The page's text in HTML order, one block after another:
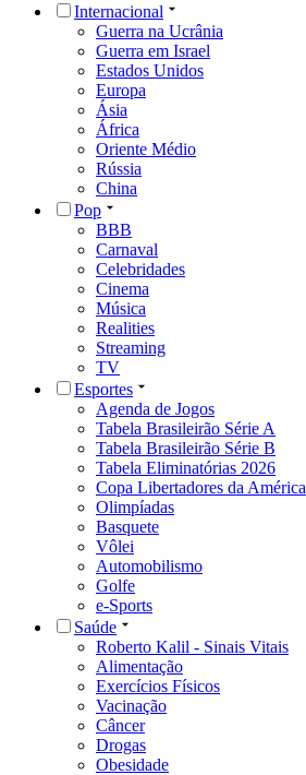
Internacional
Guerra na Ucrânia
Guerra em Israel
Estados Unidos
Europa
Ásia
África
Oriente Médio
Rússia
China
Pop
BBB
Carnaval
Celebridades
Cinema
Música
Realities
Streaming
TV
Esportes
Agenda de Jogos
Tabela Brasileirão Série A
Tabela Brasileirão Série B
Tabela Eliminatórias 2026
Copa Libertadores da América
Olimpíadas
Basquete
Vôlei
Automobilismo
Golfe
e-Sports
Saúde
Roberto Kalil - Sinais Vitais
Alimentação
Exercícios Físicos
Vacinação
Câncer
Drogas
Obesidade